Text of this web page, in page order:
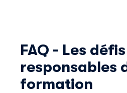
FAQ - Les
responsables
formation